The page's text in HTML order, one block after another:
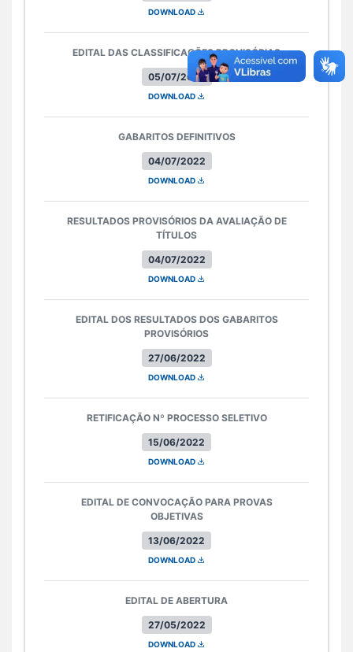
DOWNLOAD
05/07/2022
EDITAL DAS CLASSIFICAÇÕES PROVISÓRIAS
DOWNLOAD
04/07/2022
GABARITOS DEFINITIVOS
DOWNLOAD
04/07/2022
RESULTADOS PROVISÓRIOS DA AVALIAÇÃO DE
TÍTULOS
DOWNLOAD
27/06/2022
EDITAL DOS RESULTADOS DOS GABARITOS
PROVISÓRIOS
DOWNLOAD
15/06/2022
RETIFICAÇÃO Nº PROCESSO SELETIVO
DOWNLOAD
13/06/2022
EDITAL DE CONVOCAÇÃO PARA PROVAS
OBJETIVAS
DOWNLOAD
27/05/2022
EDITAL DE ABERTURA
DOWNLOAD